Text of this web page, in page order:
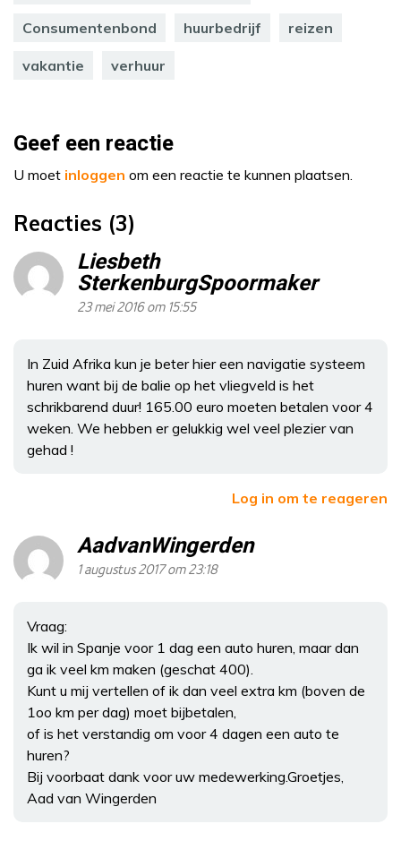
Consumentenbond huurbedrijf reizen
vakantie verhuur
Geef een reactie
U moet inloggen om een reactie te kunnen plaatsen.
Reacties (3)
Liesbeth
SterkenburgSpoormaker
23 mei 2016 om 15:55
In Zuid Afrika kun je beter hier een navigatie systeem
huren want bij de balie op het vliegveld is het
schrikbarend duur! 165.00 euro moeten betalen voor 4
weken. We hebben er gelukkig wel veel plezier van
gehad !
Log in om te reageren
AadvanWingerden
1 augustus 2017 om 23:18
Vraag:
Ik wil in Spanje voor 1 dag een auto huren, maar dan
ga ik veel km maken (geschat 400).
Kunt u mij vertellen of ik dan veel extra km (boven de
1oo km per dag) moet bijbetalen,
of is het verstandig om voor 4 dagen een auto te
huren?
Bij voorbaat dank voor uw medewerking.Groetjes,
Aad van Wingerden